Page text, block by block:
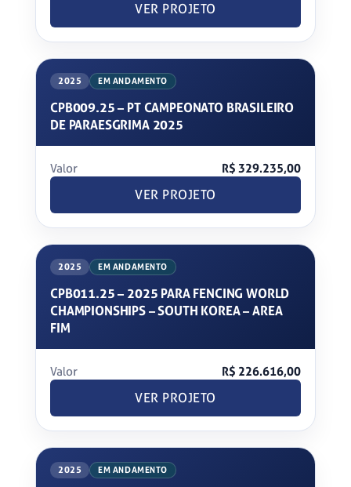
VER PROJETO
2025 EM ANDAMENTO
CPB009.25 – PT CAMPEONATO BRASILEIRO
DE PARAESGRIMA 2025
Valor
R$ 329.235,00
VER PROJETO
2025 EM ANDAMENTO
CPB011.25 – 2025 PARA FENCING WORLD
CHAMPIONSHIPS – SOUTH KOREA – AREA
FIM
Valor
R$ 226.616,00
VER PROJETO
2025 EM ANDAMENTO